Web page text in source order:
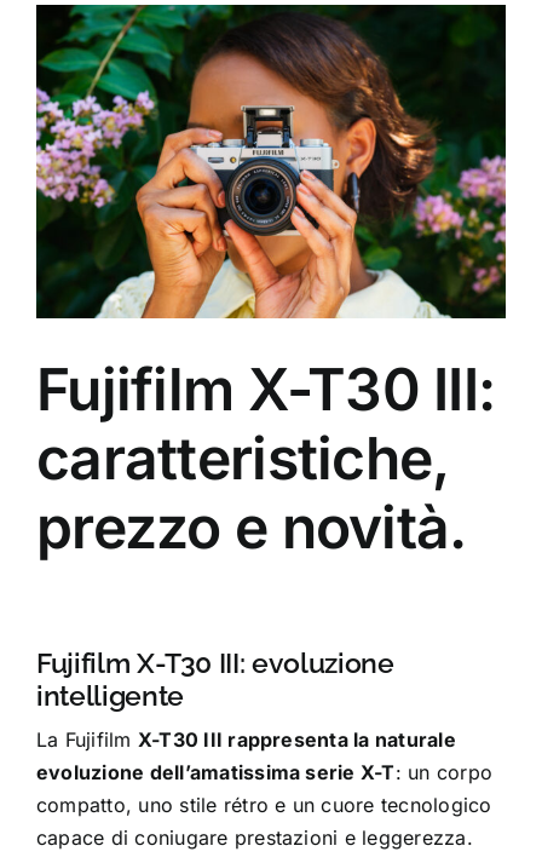
Ingrandisci
immagine
Fujifilm X-T30 III:
caratteristiche,
prezzo e novità.
Fujifilm X-T30 III: evoluzione
intelligente
La Fujifilm X-T30 III rappresenta la naturale
evoluzione dell’amatissima serie X-T: un corpo
compatto, uno stile rétro e un cuore tecnologico
capace di coniugare prestazioni e leggerezza.